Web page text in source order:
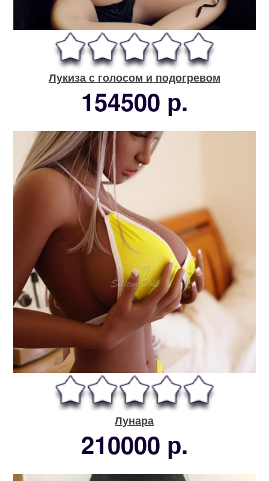
Лукиза с голосом и подогревом
154500 р.
Лунара
210000 р.